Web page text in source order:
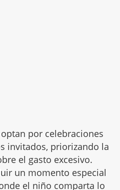
por celebraciones
invitados, priorizando la
el gasto excesivo.
un momento especial
el niño comparta lo